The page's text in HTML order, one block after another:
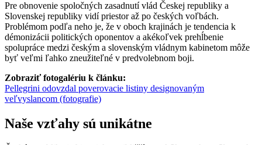
Pre obnovenie spoločných zasadnutí vlád Českej republiky a
Slovenskej republiky vidí priestor až po českých voľbách.
Problémom podľa neho je, že v oboch krajinách je tendencia k
démonizácii politických oponentov a akékoľvek prehĺbenie
spolupráce medzi českým a slovenským vládnym kabinetom môže
byť veľmi ľahko zneužiteľné v predvolebnom boji.
Zobraziť fotogalériu k článku:
Pellegrini odovzdal poverovacie listiny designovaným
veľvyslancom (fotografie)
Naše vzťahy sú unikátne